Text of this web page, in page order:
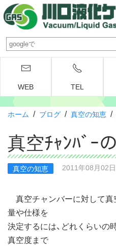
WEB TEL
ホーム / ブログ / 真空の知恵 /
真空ﾁｬﾝﾊﾞｰ
真空の知恵 2011年08月02日
真空チャンバーに対して
量や仕様を
決定するには、どれくらい
真空度まで